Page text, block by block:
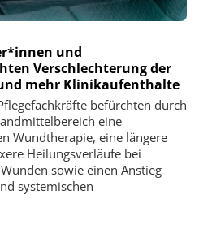
und
Verschlechterung der
mehr Klinikaufenthalte
befürchten durch
eine
Wundtherapie, eine längere
Heilungsverläufe bei
sowie einen Anstieg
systemischen